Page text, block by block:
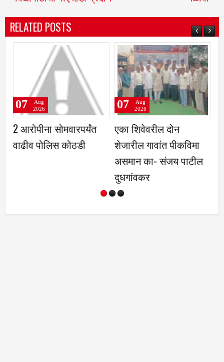
RELATED POSTS
2 आरोपीना सोमवारपर्यंत
वाढीव पोलिस कोठडी
07
Aug
2026
एका शिवेवरील दोन
शेजारील गावांत पीकविमा
असमान का- संजय पाटील
दुधगांवकर
07
Aug
2026